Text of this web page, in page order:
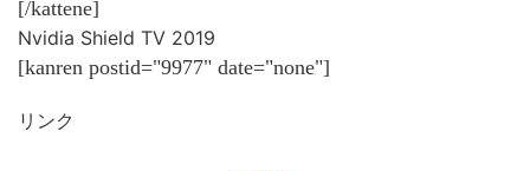
[/kattene]
Nvidia Shield TV 2019
[kanren postid="9977" date="none"]
リンク